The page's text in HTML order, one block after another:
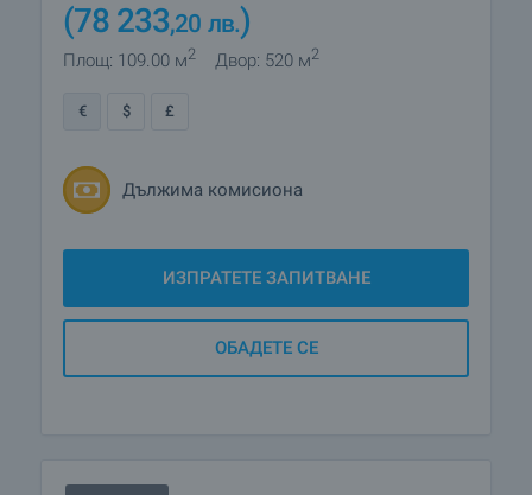
(78 233,20 лв.)
Площ: 109.00 м2 Двор: 520 м2
€ $ £
Дължима комисиона
ИЗПРАТЕТЕ ЗАПИТВАНЕ
ОБАДЕТЕ СЕ